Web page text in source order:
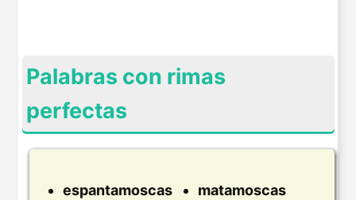
Palabras con rimas
perfectas
espantamoscas matamoscas